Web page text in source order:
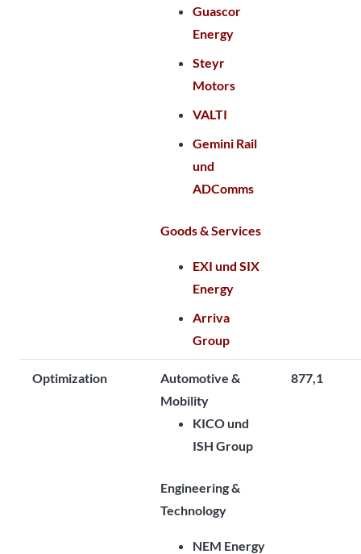
Guascor
Energy
Steyr
Motors
VALTI
Gemini Rail
und
ADComms
Goods & Services
EXI und SIX
Energy
Arriva
Group
Optimization
Automotive &
Mobility
KICO und
ISH Group
Engineering &
Technology
NEM Energy
877,1